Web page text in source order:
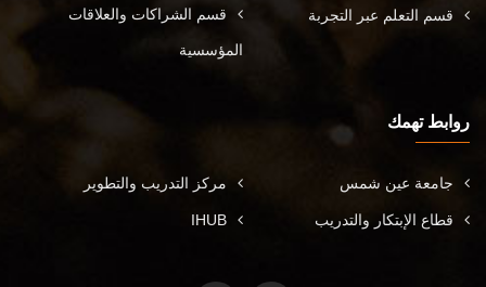
قسم التعلم عبر التجربة قسم الشراكات والعلاقات
المؤسسية
روابط تهمك
جامعة عين شمس مركز التدريب والتطوير
قطاع الإبتكار والتدريب IHUB